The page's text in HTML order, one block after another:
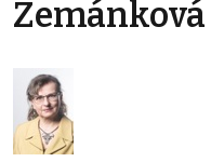
Zemánková